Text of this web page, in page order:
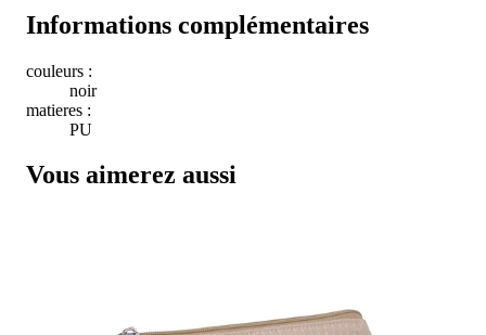
Informations complémentaires
couleurs :
noir
matieres :
PU
Vous aimerez aussi